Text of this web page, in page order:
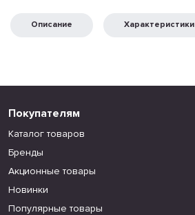
Описание Характеристики
Покупателям
Каталог товаров
Бренды
Акционные товары
Новинки
Популярные товары